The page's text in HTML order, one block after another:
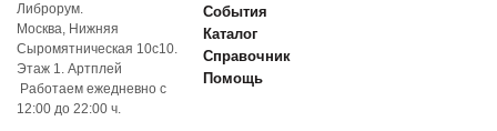
Либрорум.
Москва, Нижняя
Сыромятническая 10с10.
Этаж 1. Артплей
Работаем ежедневно с
12:00 до 22:00 ч.
События
Каталог
Справочник
Помощь